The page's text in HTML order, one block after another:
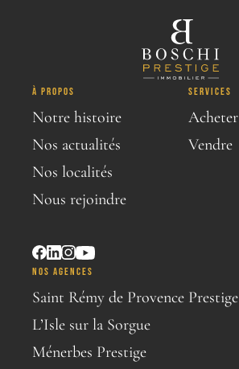
À PROPOS
Notre histoire
Nos actualités
Nos localités
Nous rejoindre
SERVICES
Acheter
Vendre
NOS AGENCES
Saint Rémy de Provence Prestige
L’Isle sur la Sorgue
Ménerbes Prestige